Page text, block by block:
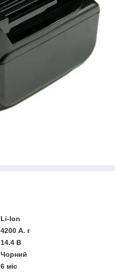
Li-Ion
4200 А. г
14.4 В
Чорний
6 міс